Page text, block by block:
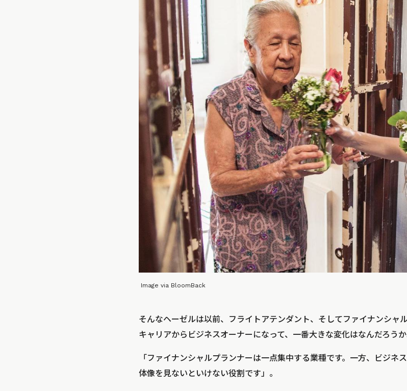
Image via BloomBack
そんなヘーゼルは以前、フライトアテンダント、そしてファイナンシャ
キャリアからビジネスオーナーになって、一番大きな変化はなんだろうか
「ファイナンシャルプランナーは一点集中する業種です。一方、ビジネ
体像を見ないといけない役割です」。